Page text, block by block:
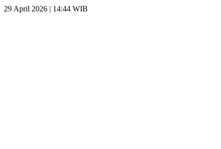
29 April 2026 | 14:44 WIB